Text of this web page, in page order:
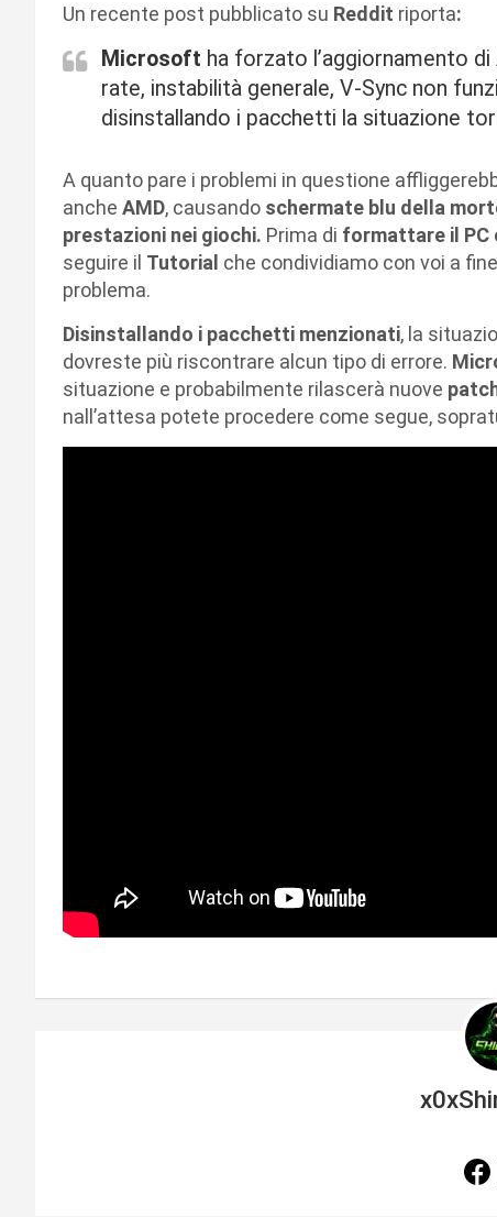
Un recente post pubblicato su Reddit riporta:
Microsoft ha forzato l’aggiornamento
rate, instabilità generale, V-Sync non
disinstallando i pacchetti la situazione
A quanto pare i problemi in questione
anche AMD, causando schermate blu della
prestazioni nei giochi. Prima di formattare il PC
seguire il Tutorial che condividiamo con voi a
problema.
Disinstallando i pacchetti menzionati, la
dovreste più riscontrare alcun tipo di errore.
situazione e probabilmente rilascerà nuove
nall’attesa potete procedere come segue,